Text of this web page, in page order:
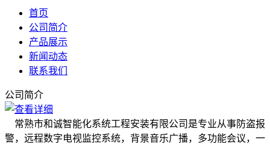
首页
公司简介
产品展示
新闻动态
联系我们
公司简介
常熟市和诚智能化系统工程安装有限公司是专业从事防盗报
警，远程数字电视监控系统，背景音乐广播，多功能会议，一